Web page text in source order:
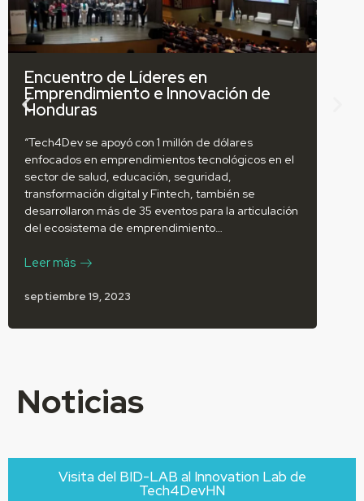
Encuentro de Líderes en
Emprendimiento e Innovación de
Honduras
“Tech4Dev se apoyó con 1 millón de dólares
enfocados en emprendimientos tecnológicos en el
sector de salud, educación, seguridad,
transformación digital y Fintech, también se
desarrollaron más de 35 eventos para la articulación
del ecosistema de emprendimiento…
Leer más
septiembre 19, 2023
Noticias
Visita del BID-LAB al Innovation Lab de
Tech4DevHN